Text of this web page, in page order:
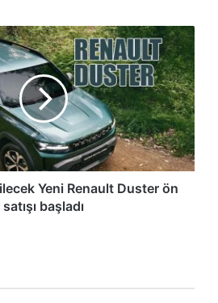
Yeni Renault Duster ön
satışı başladı